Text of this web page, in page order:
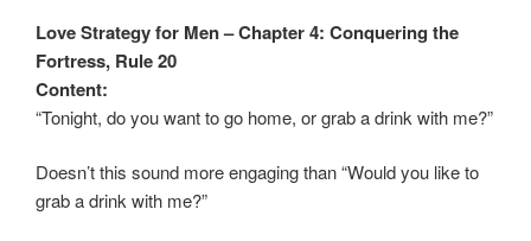
Love Strategy for Men – Chapter 4: Conquering the
Fortress, Rule 20
Content:
“Tonight, do you want to go home, or grab a drink with me?”
Doesn’t this sound more engaging than “Would you like to
grab a drink with me?”